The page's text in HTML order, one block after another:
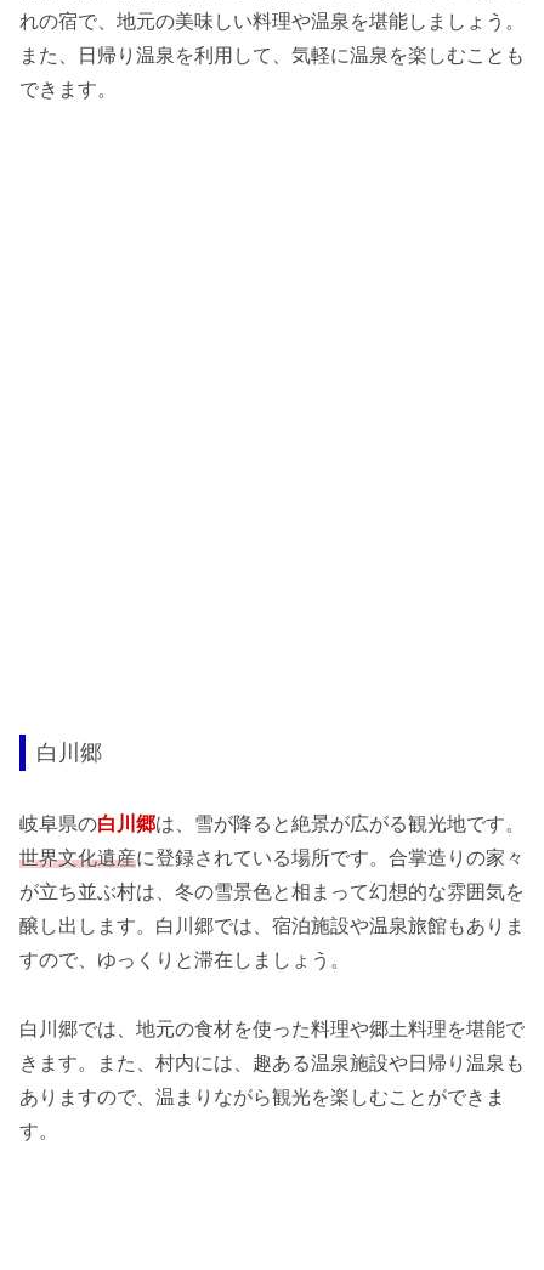
れの宿で、地元の美味しい料理や温泉を堪能しましょう。
また、日帰り温泉を利用して、気軽に温泉を楽しむことも
できます。
白川郷
岐阜県の白川郷は、雪が降ると絶景が広がる観光地です。
世界文化遺産に登録されている場所です。合掌造りの家々
が立ち並ぶ村は、冬の雪景色と相まって幻想的な雰囲気を
醸し出します。白川郷では、宿泊施設や温泉旅館もありま
すので、ゆっくりと滞在しましょう。
白川郷では、地元の食材を使った料理や郷土料理を堪能で
きます。また、村内には、趣ある温泉施設や日帰り温泉も
ありますので、温まりながら観光を楽しむことができま
す。